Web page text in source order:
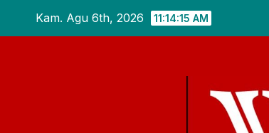
Kam. Agu 6th, 2026 11:14:16 AM